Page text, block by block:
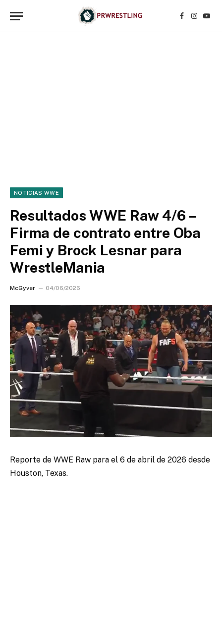
Facebook
NOTICIAS WWE
Resultados WWE Raw 4/6 –
Firma de contrato entre Oba
Femi y Brock Lesnar para
WrestleMania
McGyver 04/06/2026
Reporte de WWE Raw para el 6 de abril de 2026 desde
Houston, Texas.